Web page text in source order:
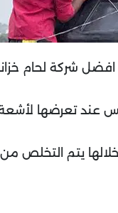
شركة لحام
عند تعرضها
خلالها يتم